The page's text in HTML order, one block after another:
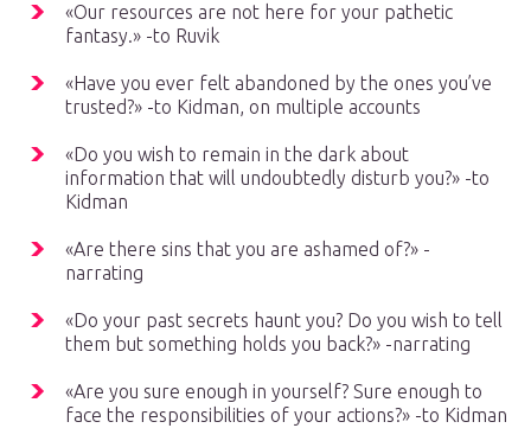
«Our resources are not here for your pathetic
fantasy.» -to Ruvik
«Have you ever felt abandoned by the ones you’ve
trusted?» -to Kidman, on multiple accounts
«Do you wish to remain in the dark about
information that will undoubtedly disturb you?» -to
Kidman
«Are there sins that you are ashamed of?» -
narrating
«Do your past secrets haunt you? Do you wish to tell
them but something holds you back?» -narrating
«Are you sure enough in yourself? Sure enough to
face the responsibilities of your actions?» -to Kidman